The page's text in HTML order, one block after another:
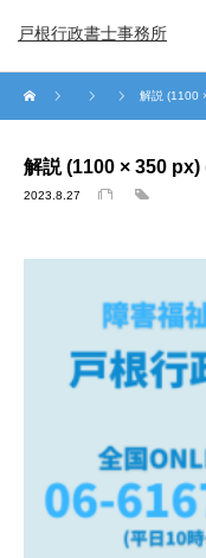
戸根行政書士事務所
解説 (1100
解説 (1100 × 350
2023.8.27